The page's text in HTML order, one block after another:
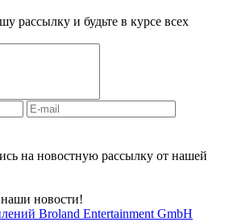
рассылку и будьте в курсе всех
на новостную рассылку от нашей
новости!